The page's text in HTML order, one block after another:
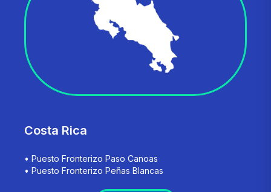
Costa Rica
• Puesto Fronterizo Paso Canoas
• Puesto Fronterizo Peñas Blancas